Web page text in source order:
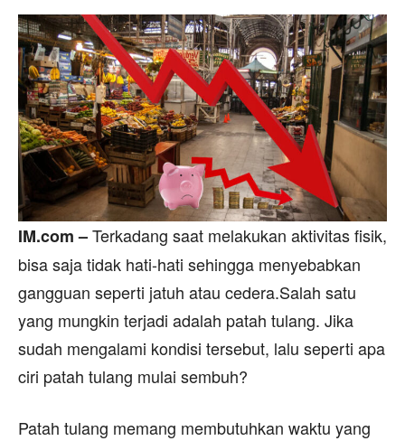
IM.com –Terkadang saat melakukan aktivitas fisik,
bisa saja tidak hati-hati sehingga menyebabkan
gangguan seperti jatuh atau cedera.Salah satu
yang mungkin terjadi adalah patah tulang. Jika
sudah mengalami kondisi tersebut, lalu seperti apa
ciri patah tulang mulai sembuh?
Patah tulang memang membutuhkan waktu yang